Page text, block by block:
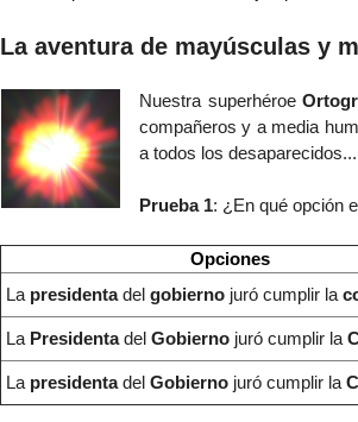
La aventura de mayúsculas y
Nuestra superhéroe
compañeros y a media
a todos los desaparecidos...
Prueba 1: ¿En qué opción
Opciones
La presidentadel gobierno juró cumplir la
La Presidentadel Gobierno juró cumplir la
La presidentadel Gobierno juró cumplir la